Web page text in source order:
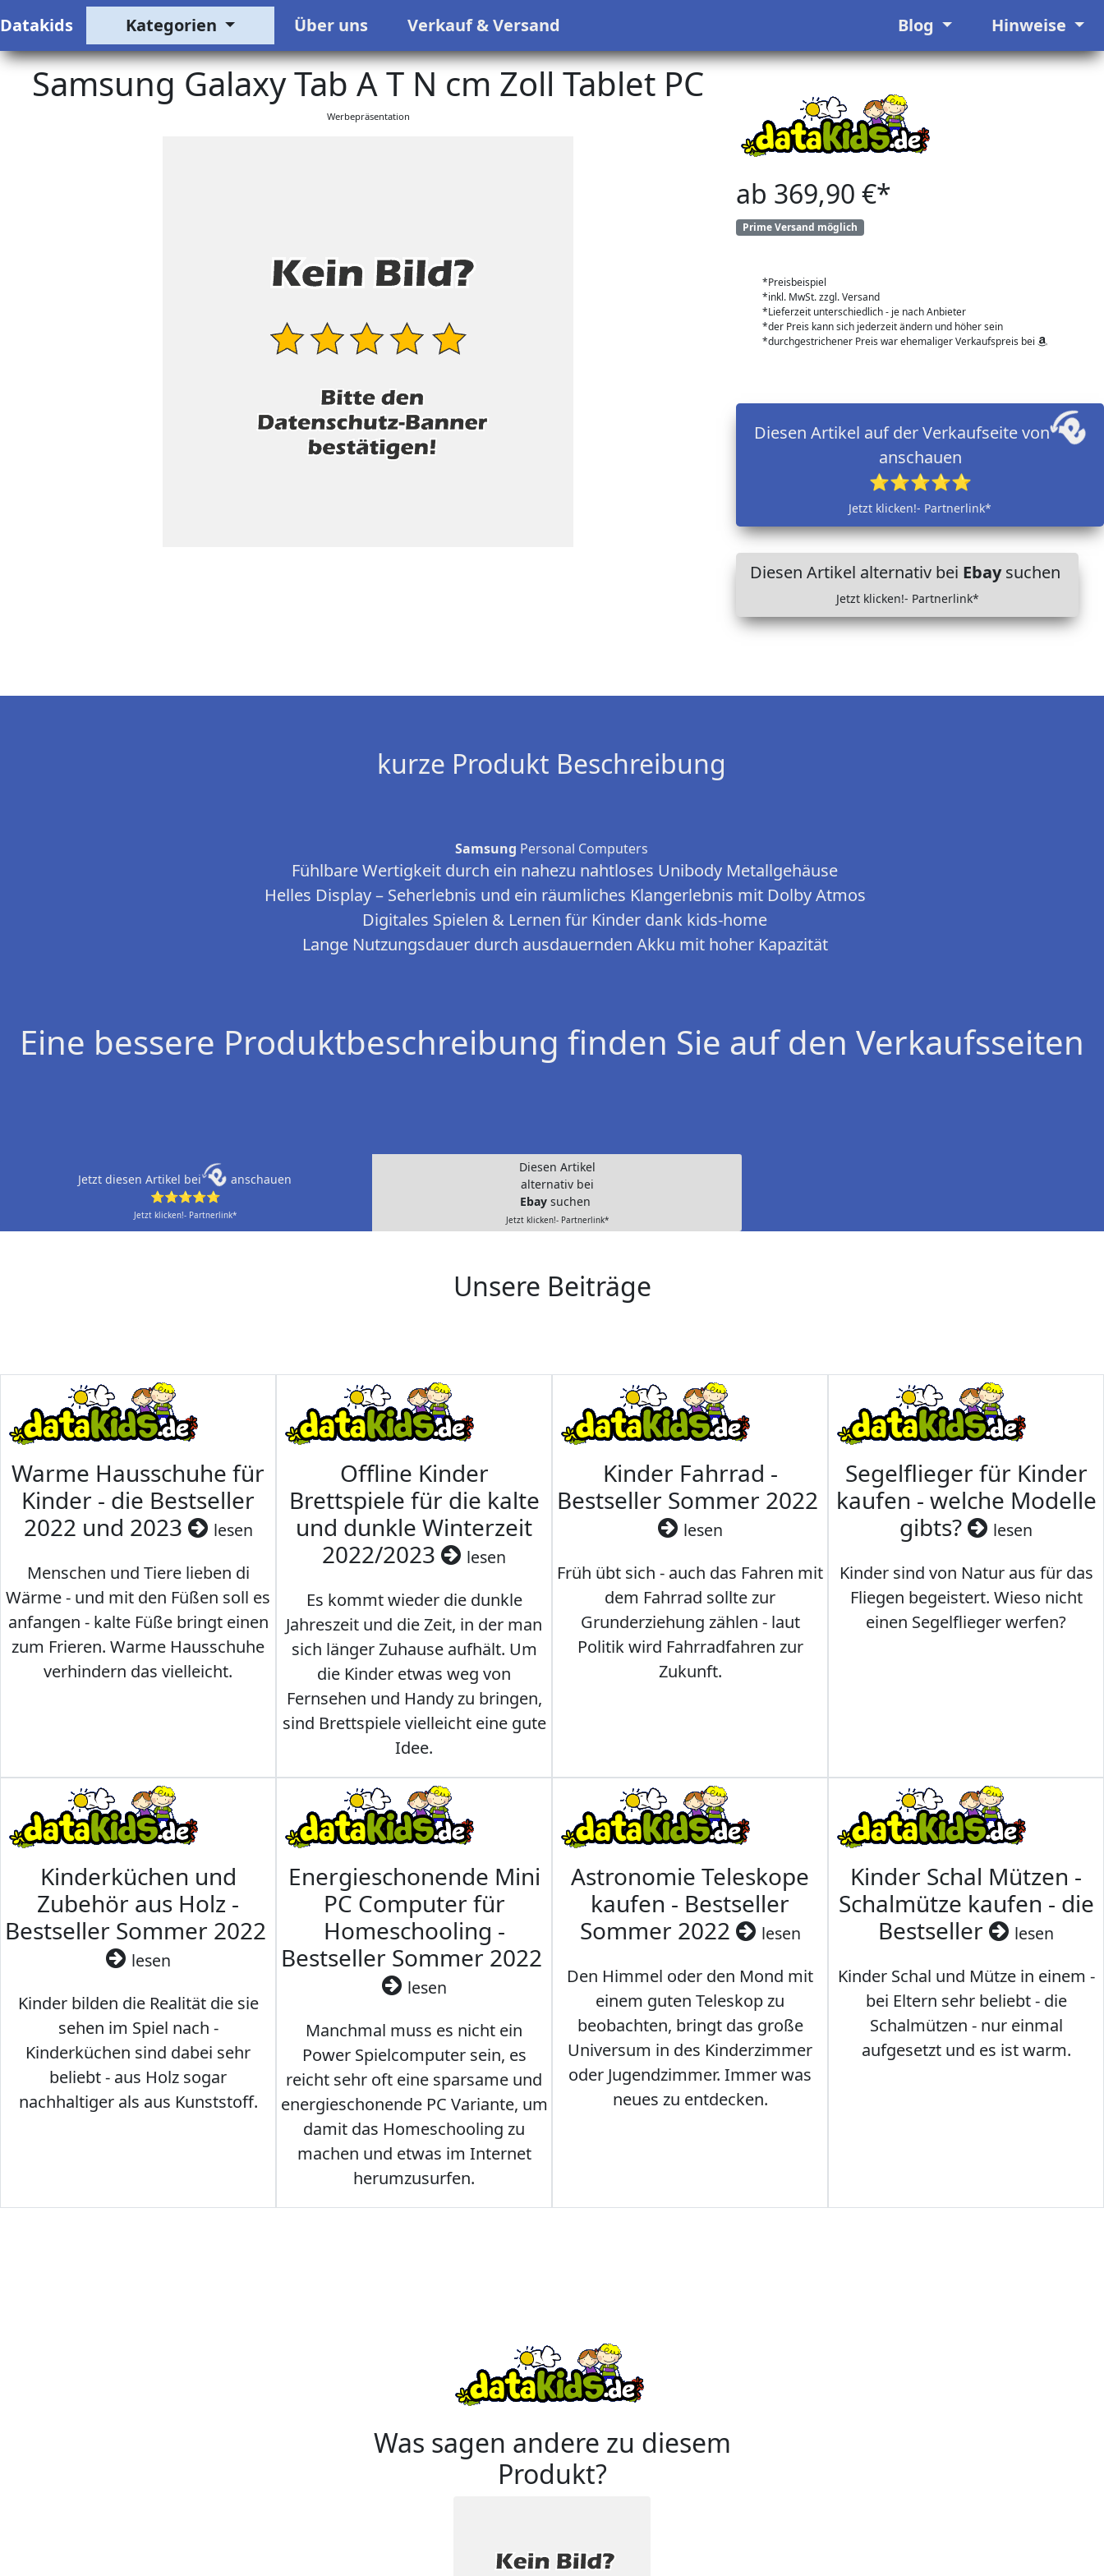
Datakids Kategorien Über uns Verkauf & Versand Blog Hinweise
Samsung Galaxy Tab A T N cm Zoll Tablet PC
Werbepräsentation
ab 369,90 €*
Prime Versand möglich
*Preisbeispiel
*inkl. MwSt. zzgl. Versand
*Lieferzeit unterschiedlich - je nach Anbieter
*der Preis kann sich jederzeit ändern und höher sein
*durchgestrichener Preis war ehemaliger Verkaufspreis bei
Diesen Artikel auf der Verkaufseite von
anschauen
⭐⭐⭐⭐⭐
Jetzt klicken!- Partnerlink*
Diesen Artikel alternativ bei Ebaysuchen
Jetzt klicken!- Partnerlink*
kurze Produkt Beschreibung
Samsung Personal Computers
Fühlbare Wertigkeit durch ein nahezu nahtloses Unibody Metallgehäuse
Helles Display – Seherlebnis und ein räumliches Klangerlebnis mit Dolby Atmos
Digitales Spielen & Lernen für Kinder dank kids-home
Lange Nutzungsdauer durch ausdauernden Akku mit hoher Kapazität
Eine bessere Produktbeschreibung finden Sie auf den Verkaufsseiten
Jetzt diesen Artikel bei
anschauen
⭐⭐⭐⭐⭐
Jetzt klicken!- Partnerlink*
Diesen Artikel
alternativ bei
Ebay suchen
Jetzt klicken!- Partnerlink*
Unsere Beiträge
Warme Hausschuhe für
Kinder - die Bestseller
2022 und 2023
lesen
Menschen und Tiere lieben di
Wärme - und mit den Füßen soll es
anfangen - kalte Füße bringt einen
zum Frieren. Warme Hausschuhe
verhindern das vielleicht.
Offline Kinder
Brettspiele für die kalte
und dunkle Winterzeit
2022/2023
lesen
Es kommt wieder die dunkle
Jahreszeit und die Zeit, in der man
sich länger Zuhause aufhält. Um
die Kinder etwas weg von
Fernsehen und Handy zu bringen,
sind Brettspiele vielleicht eine gute
Idee.
Kinder Fahrrad -
Bestseller Sommer 2022
lesen
Früh übt sich - auch das Fahren mit
dem Fahrrad sollte zur
Grunderziehung zählen - laut
Politik wird Fahrradfahren zur
Zukunft.
Segelflieger für Kinder
kaufen - welche Modelle
gibts?
lesen
Kinder sind von Natur aus für das
Fliegen begeistert. Wieso nicht
einen Segelflieger werfen?
Kinderküchen und
Zubehör aus Holz -
Bestseller Sommer 2022
lesen
Kinder bilden die Realität die sie
sehen im Spiel nach -
Kinderküchen sind dabei sehr
beliebt - aus Holz sogar
nachhaltiger als aus Kunststoff.
Energieschonende Mini
PC Computer für
Homeschooling -
Bestseller Sommer 2022
lesen
Manchmal muss es nicht ein
Power Spielcomputer sein, es
reicht sehr oft eine sparsame und
energieschonende PC Variante, um
damit das Homeschooling zu
machen und etwas im Internet
herumzusurfen.
Astronomie Teleskope
kaufen - Bestseller
Sommer 2022
lesen
Den Himmel oder den Mond mit
einem guten Teleskop zu
beobachten, bringt das große
Universum in des Kinderzimmer
oder Jugendzimmer. Immer was
neues zu entdecken.
Kinder Schal Mützen -
Schalmütze kaufen - die
Bestseller
lesen
Kinder Schal und Mütze in einem -
bei Eltern sehr beliebt - die
Schalmützen - nur einmal
aufgesetzt und es ist warm.
Was sagen andere zu diesem
Produkt?